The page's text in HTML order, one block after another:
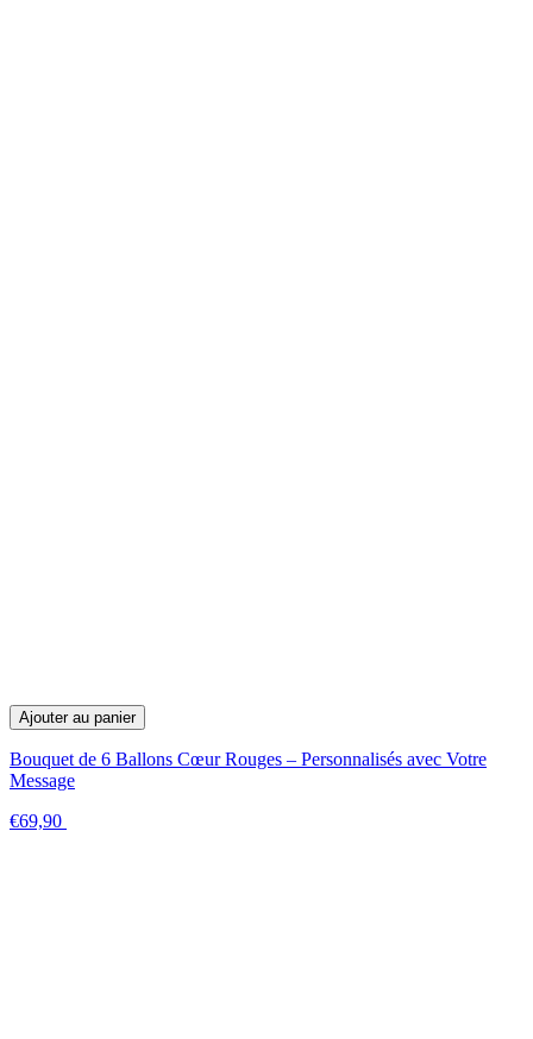
Ajouter au panier
Bouquet de 6 Ballons Cœur Rouges – Personnalisés avec Votre
Message
€69,90